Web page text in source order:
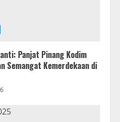
Panjat Pinang Kodim
Semangat Kemerdekaan di